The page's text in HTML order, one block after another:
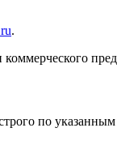
.
по